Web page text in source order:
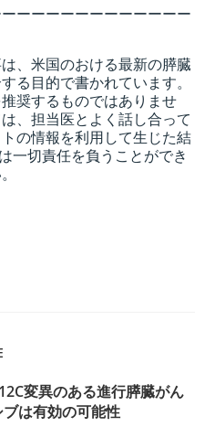
ーーーーーーーーーーーー
、米国のおける最新の膵臓
る目的で書かれています。
奨するものではありませ
、担当医とよく話し合って
の情報を利用して生じた結
一切責任を負うことができ
変異のある進行膵臓がん
は有効の可能性